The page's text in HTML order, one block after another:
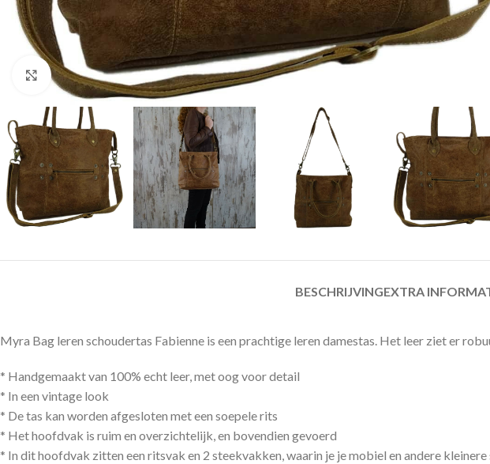
Click to enlarge
BESCHRIJVINGEXTRA
Myra Bag leren schoudertas Fabienne is een prachtige leren damestas. Het leer ziet er
* Handgemaakt van 100% echt leer, met oog voor detail
* In een vintage look
* De tas kan worden afgesloten met een soepele rits
* Het hoofdvak is ruim en overzichtelijk, en bovendien gevoerd
* In dit hoofdvak zitten een ritsvak en 2 steekvakken, waarin je je mobiel en andere